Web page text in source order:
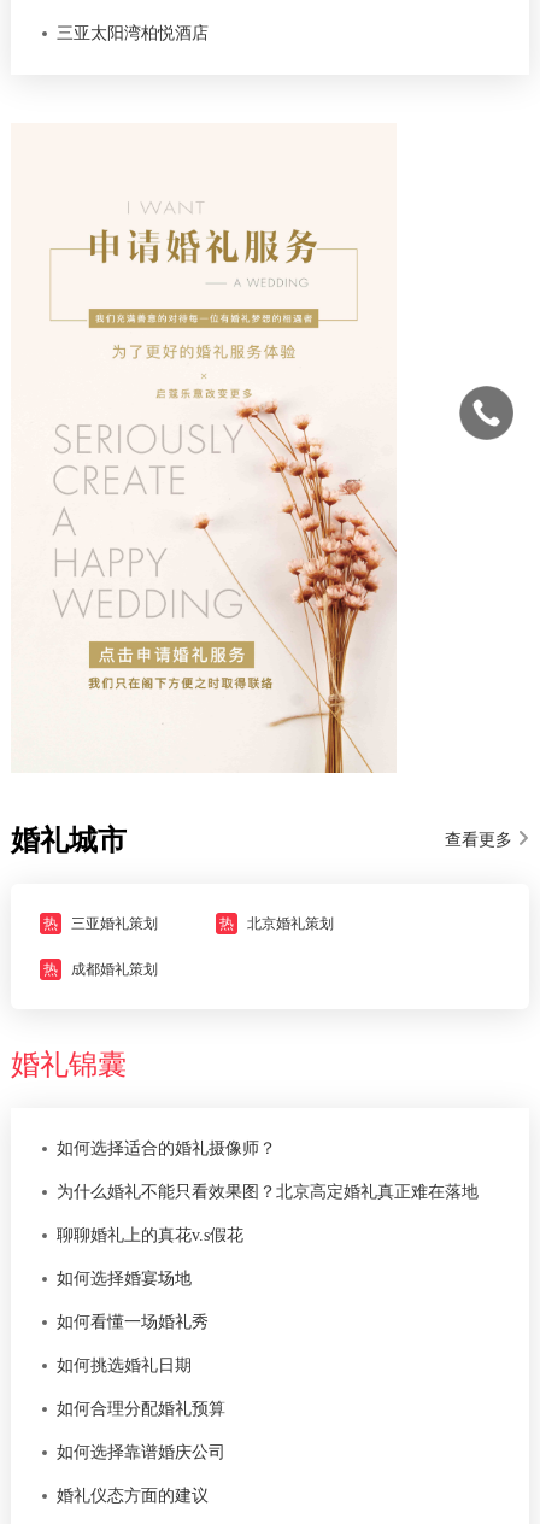
三亚太阳湾柏悦酒店
婚礼城市 查看更多
热 三亚婚礼策划 热 北京婚礼策划
热 成都婚礼策划
婚礼锦囊
如何选择适合的婚礼摄像师？
为什么婚礼不能只看效果图？北京高定婚礼真正难在落地
聊聊婚礼上的真花v.s假花
如何选择婚宴场地
如何看懂一场婚礼秀
如何挑选婚礼日期
如何合理分配婚礼预算
如何选择靠谱婚庆公司
婚礼仪态方面的建议